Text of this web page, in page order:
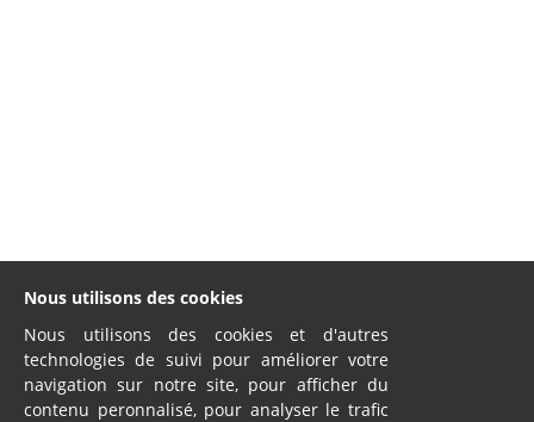
Nous utilisons des cookies
Nous utilisons des cookies et d'autres
technologies de suivi pour améliorer votre
navigation sur notre site, pour afficher du
contenu peronnalisé, pour analyser le trafic